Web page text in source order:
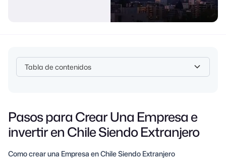
Tabla de contenidos
Pasos para Crear Una Empresa e
invertir en Chile Siendo Extranjero
Como crear una Empresa en Chile Siendo Extranjero